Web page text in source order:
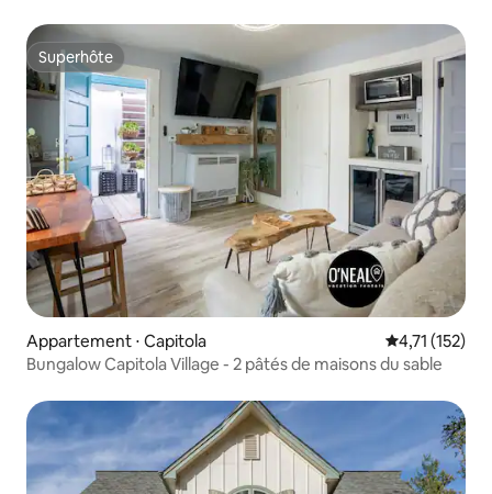
Superhôte
Superhôte
Appartement ⋅ Capitola Évaluation
4,71 (152)
Bungalow Capitola Village - 2 pâtés de maisons du sable